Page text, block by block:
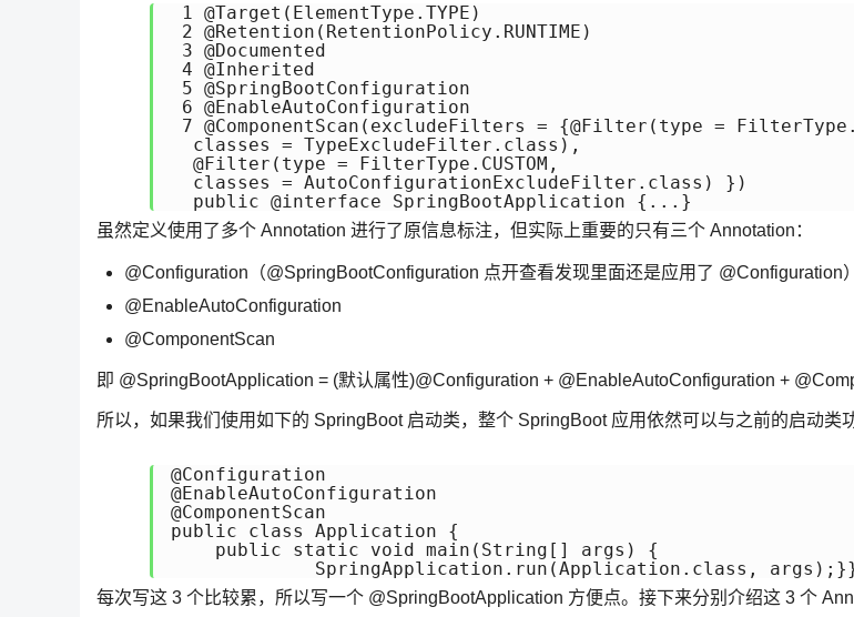
1 @Target(ElementType.TYPE)
2 @Retention(RetentionPolicy.RUNTIME)
3 @Documented
4 @Inherited
5 @SpringBootConfiguration
6 @EnableAutoConfiguration
7 @ComponentScan(excludeFilters = {@Filter(type =
  classes = TypeExcludeFilter.class),
  @Filter(type = FilterType.CUSTOM,
  classes = AutoConfigurationExcludeFilter.class) })
虽然定义使用了多个 Annotation 进行了原信息标注，但实际上重要的只有三个 Annotation：
@Configuration（@SpringBootConfiguration 点开查看发现里面还是应用了 @Configuration）
@EnableAutoConfiguration
@ComponentScan
即 @SpringBootApplication = (默认属性)@Configuration + @EnableAutoConfiguration +
所以，如果我们使用如下的 SpringBoot 启动类，整个 SpringBoot 应用依然可以与之前的启动类
@Configuration
@EnableAutoConfiguration
@ComponentScan
public class Application {
    public static void main(String[] args) {
每次写这 3 个比较累，所以写一个 @SpringBootApplication 方便点。接下来分别介绍这 3 个